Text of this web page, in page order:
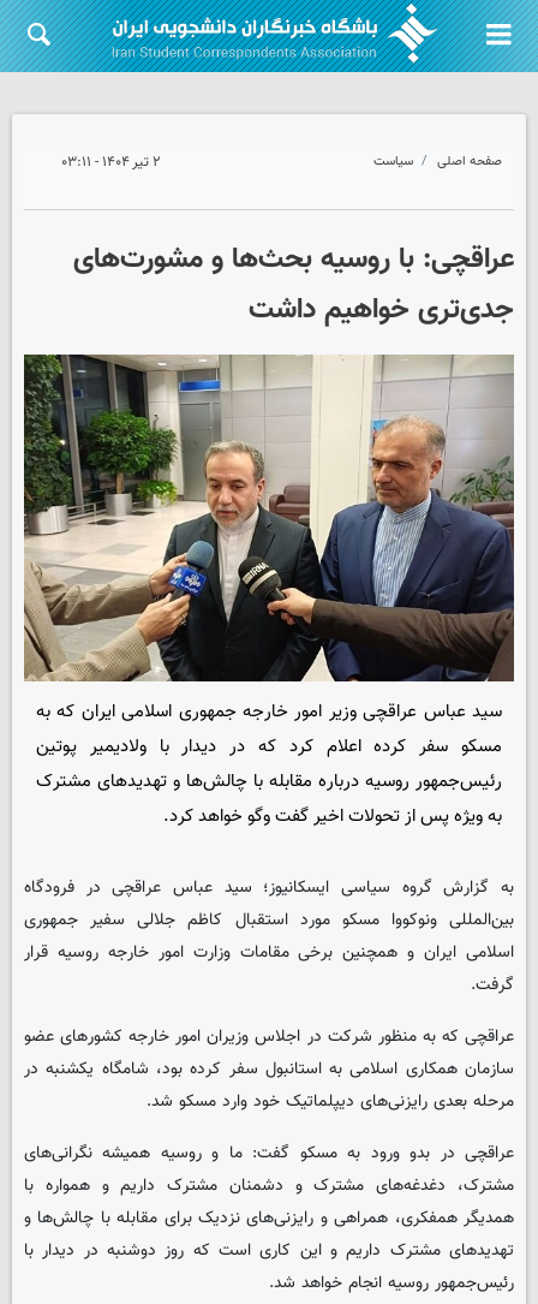
صفحه اصلی سیاست ۲ تیر ۱۴۰۴ - ۰۳:۱۱
عراقچی: با روسیه بحث‌ها و مشورت‌های
جدی‌تری خواهیم داشت
سید عباس عراقچی وزیر امور خارجه جمهوری اسلامی ایران که به
مسکو سفر کرده اعلام کرد که در دیدار با ولادیمیر پوتین
رئیس‌جمهور روسیه درباره مقابله با چالش‌ها و تهدیدهای مشترک
به ویژه پس از تحولات اخیر گفت‌ وگو خواهد کرد.
به گزارش گروه سیاسی ایسکانیوز؛ سید عباس عراقچی در فرودگاه
بین‌المللی ونوکووا مسکو مورد استقبال کاظم جلالی سفیر جمهوری
اسلامی ایران و همچنین برخی مقامات وزارت امور خارجه روسیه قرار
گرفت.
عراقچی که به منظور شرکت در اجلاس وزیران امور خارجه کشورهای عضو
سازمان همکاری اسلامی به استانبول سفر کرده بود، شامگاه یکشنبه در
مرحله بعدی رایزنی‌های دیپلماتیک خود وارد مسکو شد.
عراقچی در بدو ورود به مسکو گفت: ما و روسیه همیشه نگرانی‌های
مشترک، دغدغه‌های مشترک و دشمنان مشترک داریم و همواره با
همدیگر همفکری، همراهی و رایزنی‌های نزدیک برای مقابله با چالش‌ها و
تهدیدهای مشترک داریم و این کاری است که روز دوشنبه در دیدار با
رئیس‌جمهور روسیه انجام خواهد شد.